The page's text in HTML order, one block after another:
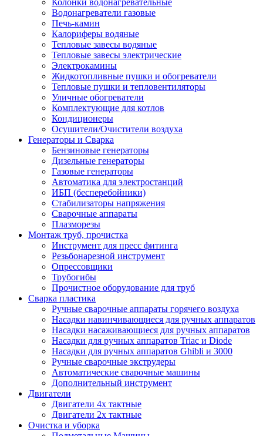
Колонки водонагревательные
Водонагреватели газовые
Печь-камин
Калориферы водяные
Тепловые завесы водяные
Тепловые завесы электрические
Электрокамины
Жидкотопливные пушки и обогреватели
Тепловые пушки и тепловентиляторы
Уличные обогреватели
Комплектующие для котлов
Кондиционеры
Осушители/Очистители воздуха
Генераторы и Сварка
Бензиновые генераторы
Дизельные генераторы
Газовые генераторы
Автоматика для электростанций
ИБП (бесперебойники)
Стабилизаторы напряжения
Сварочные аппараты
Плазморезы
Монтаж труб, прочистка
Инструмент для пресс фитинга
Резьбонарезной инструмент
Опрессовщики
Трубогибы
Прочистное оборудование для труб
Сварка пластика
Ручные сварочные аппараты горячего воздуха
Насадки навинчивающиеся для ручных аппаратов
Насадки насаживающиеся для ручных аппаратов
Насадки для ручных аппаратов Triac и Diode
Насадки для ручных аппаратов Ghibli и 3000
Ручные сварочные экструдеры
Автоматические сварочные машины
Дополнительный инструмент
Двигатели
Двигатели 4х тактные
Двигатели 2х тактные
Очистка и уборка